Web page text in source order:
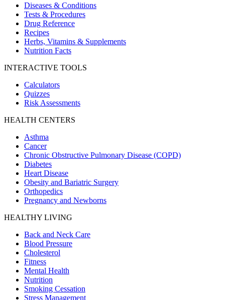
Diseases & Conditions
Tests & Procedures
Drug Reference
Recipes
Herbs, Vitamins & Supplements
Nutrition Facts
INTERACTIVE TOOLS
Calculators
Quizzes
Risk Assessments
HEALTH CENTERS
Asthma
Cancer
Chronic Obstructive Pulmonary Disease (COPD)
Diabetes
Heart Disease
Obesity and Bariatric Surgery
Orthopedics
Pregnancy and Newborns
HEALTHY LIVING
Back and Neck Care
Blood Pressure
Cholesterol
Fitness
Mental Health
Nutrition
Smoking Cessation
Stress Management